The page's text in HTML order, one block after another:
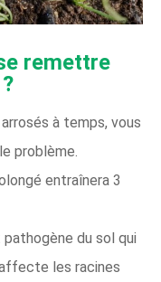
remettre
à temps, vous
problème.
entraînera 3
pathogène du sol qui
les racines